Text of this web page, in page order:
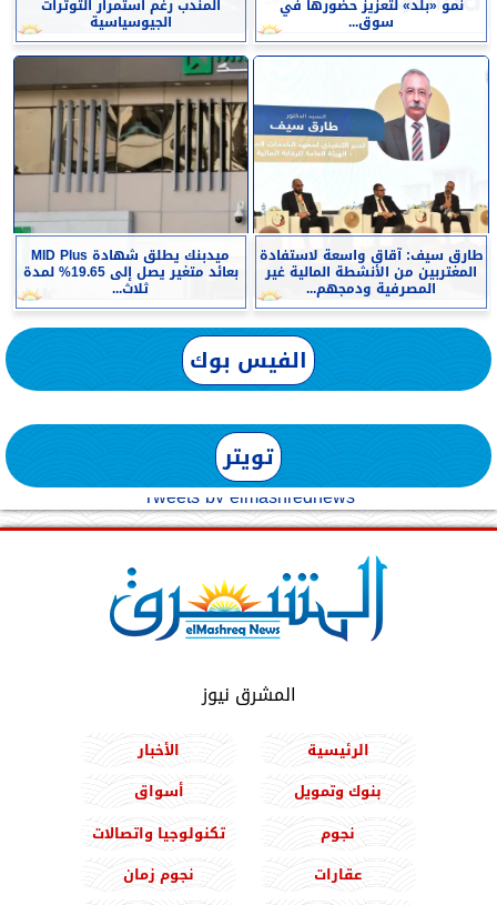
سوق... الجيوسياسية
طارق سيف: آقاق واسعة لاستفادة
المغتربين من الأنشطة المالية غير
المصرفية ودمجهم...
ميدبنك يطلق شهادة MID Plus
بعائد متغير يصل إلى 19.65% لمدة
ثلاث...
الفيس بوك
تويتر
Tweets by elmashreqnews
المشرق نيوز
الرئيسية
الأخبار
بنوك وتمويل
أسواق
نجوم
تكنولوجيا واتصالات
عقارات
نجوم زمان